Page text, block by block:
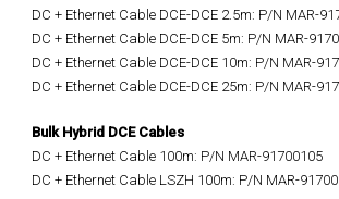
DC + Ethernet Cable DCE-DCE 2.5m: P/N MAR-
DC + Ethernet Cable DCE-DCE 5m: P/N MAR-
DC + Ethernet Cable DCE-DCE 10m: P/N MAR-
DC + Ethernet Cable DCE-DCE 25m: P/N MAR-
Bulk Hybrid DCE Cables
DC + Ethernet Cable 100m: P/N MAR-91700105
DC + Ethernet Cable LSZH 100m: P/N MAR-